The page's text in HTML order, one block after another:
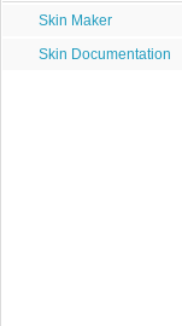
Skin Maker
Skin Documentation